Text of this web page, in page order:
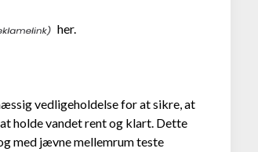
her.
vedligeholdelse for at sikre, at
holde vandet rent og klart. Dette
med jævne mellemrum teste